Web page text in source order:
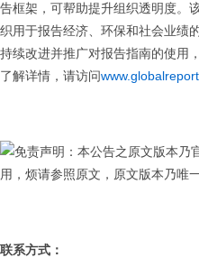
告框架，可帮助提升组织透明度。
织用于报告经济、环保和社会业绩
持续改进并推广对报告指南的使用
了解详情，请访问
免责声明：本公告之原文版本乃
用，烦请参照原文，原文版本乃唯
联系方式 ：